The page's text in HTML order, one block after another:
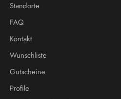
Standorte
FAQ
Kontakt
Wunschliste
Gutscheine
Profile